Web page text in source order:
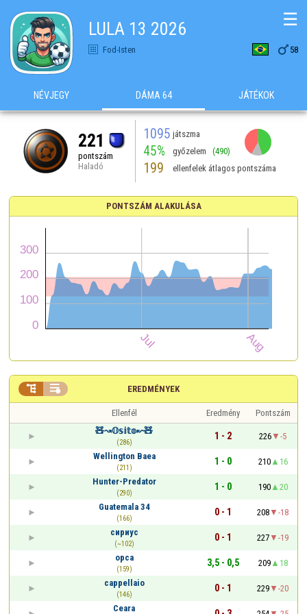
LULA 13 2026
Fod-Isten  58
☰
NÉVJEGY DÁMA 64 JÁTÉKOK
221
pontszám
Haladó
1095 játszma
45% győzelem (490)
199 ellenfelek átlagos pontszáma
PONTSZÁM ALAKULÁSA
EREDMÉNYEK
 
Ellenfél Eredmény
Pontszám
🧸↝𝕆𝕤𝕚𝕥𝕠↜🧸
(286)
1 - 2 226
-5
Wellington Baea
(211)
1 - 0 210
16
Hunter-Predator
(290)
1 - 0 190
20
Guatemala 34
(166)
0 - 1 208
-18
сириус
(~102)
0 - 1 227
-19
opca
(159)
3,5 - 0,5 209
18
cappellaio
(146)
0 - 1 229
-20
Ceara